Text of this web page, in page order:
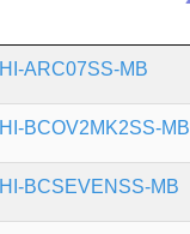
HI-ARC07SS-MB
HI-BCOV2MK2SS-MB
HI-BCSEVENSS-MB